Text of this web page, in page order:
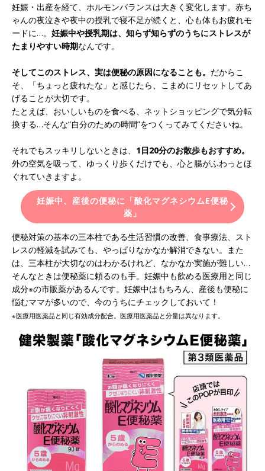
妊娠・出産を経て、ホルモンバランスは大きく変化します。赤ち
ゃんの夜泣きや夜中の授乳で寝不足が続くと、心も体もお疲れモ
ードに…。 妊娠中や授乳期は、知らず知らずのうちにストレスが
たまりやすい時期なんです。
そしてこのストレス、実は便秘の原因になることも。 だからこ
そ、「ちょっと疲れたな」と感じたら、こまめにリセットしてあ
げることが大切です。
たとえば、おいしいものを食べる、ネットショッピングで気分転
換する…そんな“自分のための時間”をつくってみてくださいね。
それでもスッキリしないときは、 1日20分のお散歩もおすすめ。
外の空気を吸って、ゆっくり歩くだけでも、心と腸がふわっとほ
ぐれていきますよ。
妊娠中、産後の便秘に「酸化マグネシウムE便秘
薬」
便秘対策の基本の三本柱である生活習慣の改善、食事療法、スト
レスの軽減を試みても、やっぱりなかなか解消できない。また
は、三本柱が大切なのはわかるけれど、なかなか実施が難しい…
そんなときは便秘薬に頼るのも手。妊娠中も飲める医療用と同じ
成分※の市販薬があるんです。妊娠中はもちろん、産後も便秘に
悩むママが多いので、今のうちにチェックしておいて！
※医療用医薬品と同じ有効成分配合。医療用医薬品と分量は異なります。